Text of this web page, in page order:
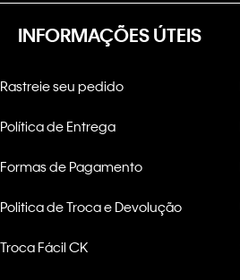
INFORMAÇÕES ÚTEIS
Rastreie seu pedido
Política de Entrega
Formas de Pagamento
Politica de Troca e Devolução
Troca Fácil CK